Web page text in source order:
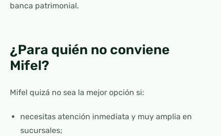
banca patrimonial.
¿Para quién no conviene
Mifel?
Mifel quizá no sea la mejor opción si:
necesitas atención inmediata y muy amplia en
sucursales;